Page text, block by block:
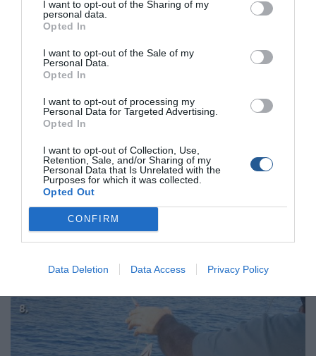
I want to opt-out of the Sharing of my
personal data.
Opted In
I want to opt-out of the Sale of my
Personal Data.
Opted In
I want to opt-out of processing my
Personal Data for Targeted Advertising.
Opted In
I want to opt-out of Collection, Use,
Retention, Sale, and/or Sharing of my
Personal Data that Is Unrelated with the
Purposes for which it was collected.
Opted Out
CONFIRM
Data Deletion Data Access Privacy Policy
τραβήξουµε όλο το αγκίστρι έξω από το στόµα του
ψαριού, χωρίς να του δώσουµε την ευκαιρία να καρφωθεί
καρφώσουµε πολύ δυνατά, θα χάσουµε σίγουρα το ψάρι.
φαίνεται στη φωτογραφία3. Η φωτογραφία και5
δείχνει πώς παραλίγο να χαθεί το ψάρι επειδή πρόλαβε
στόµα του καρφώθηκε κατά τύχη στο εξωτερικό του
χείλους του, και έτσι το πήραµε.
Ίδια περίπτωση και στη φωτογραφία6: εδώ το µεγάλο
αγκίστρι που δεν ήταν κυκλικό αλλά ίσιο, απέτυχε να
καρφώσει το ψάρι. Τη δουλειά του, την ανέλαβε το
καρφώθηκε σωστά και έφερε το ψάρι στη βάρκα.